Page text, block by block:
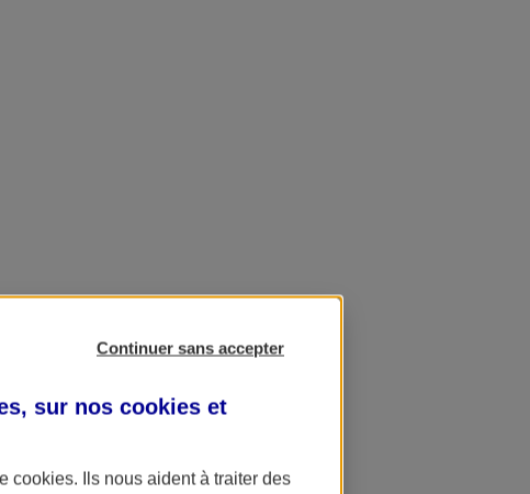
Continuer sans accepter
sur nos cookies et
cookies. Ils nous aident à traiter des